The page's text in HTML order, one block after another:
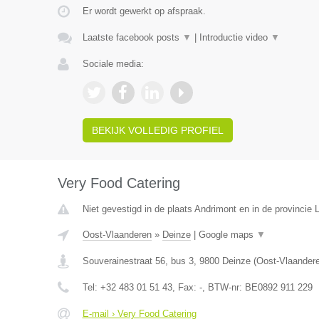
Er wordt gewerkt op afspraak.
Laatste facebook posts ▼ Introductie video ▼
Sociale media:
BEKIJK VOLLEDIG PROFIEL
Very Food Catering
Niet gevestigd in de plaats Andrimont en in de provincie
Oost-Vlaanderen» Deinze| Google maps ▼
Souverainestraat 56, bus 3, 9800 Deinze(Oost-
Tel: +32 483 01 51 43, Fax: -, BTW-nr: BE0892 911 229
E-mail › Very Food Catering